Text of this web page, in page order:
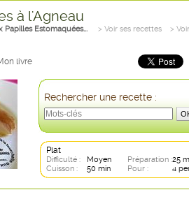
à l'Agneau
Papilles Estomaquées... > Voir ses recettes
>
livre
Rechercher une recette :
Plat
Difficulté : Moyen Préparation :25
Cuisson :
50 min Pour : 4